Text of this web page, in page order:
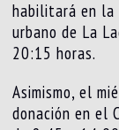
habilitará en la
urbano de La
20:15 horas.
Asimismo, el
donación en el